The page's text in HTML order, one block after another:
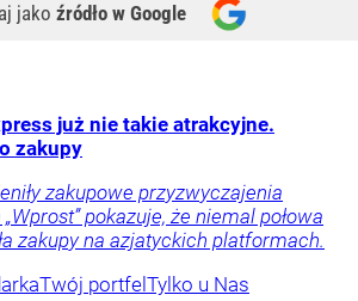
jako źródło w Google
już nie takie atrakcyjne.
zakupy
zakupowe przyzwyczajenia
pokazuje, że niemal połowa
zakupy na azjatyckich platformach.
Twój portfel Tylko u Nas